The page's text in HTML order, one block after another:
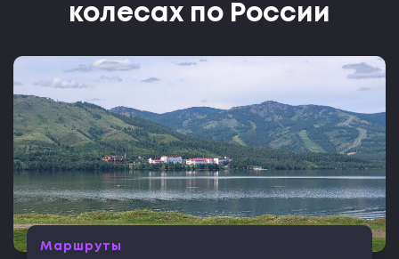
колесах по России
Маршруты